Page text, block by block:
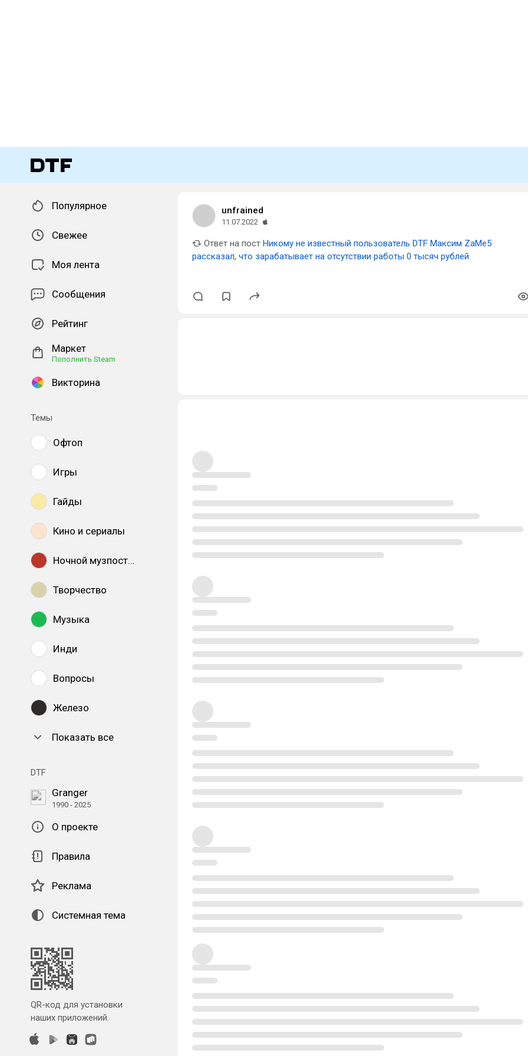
Популярное
Свежее
Моя лента
Сообщения
Рейтинг
Маркет
Пополнить Steam
Викторина
Темы
Офтоп
Игры
Гайды
Кино и сериалы
Ночной музпостинг
Творчество
Музыка
Инди
Вопросы
Железо
Показать все
DTF
Granger
1990 - 2025
О проекте
Правила
Реклама
Системная тема
QR-код для установки
наших приложений.
unfrained
11.07.2022
Ответ на пост Никому не известный пользователь DTF Максим ZaMe5
рассказал, что зарабатывает на отсутствии работы 0 тысяч рублей